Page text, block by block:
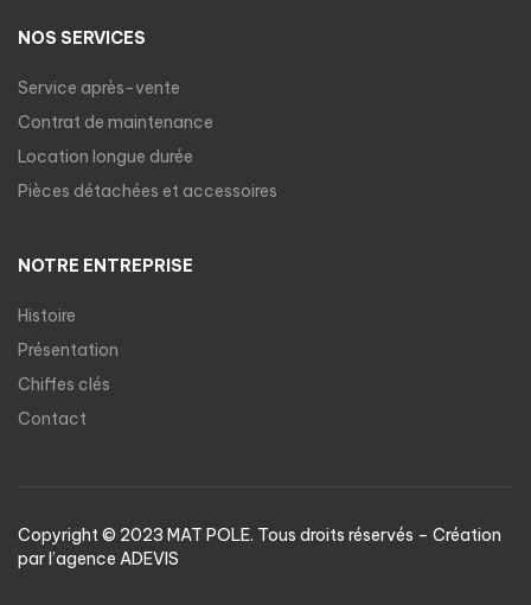
NOS SERVICES
Service après-vente
Contrat de maintenance
Location longue durée
Pièces détachées et accessoires
NOTRE ENTREPRISE
Histoire
Présentation
Chiffes clés
Contact
Copyright © 2023 MAT POLE. Tous droits réservés – Création
par l’agence ADEVIS